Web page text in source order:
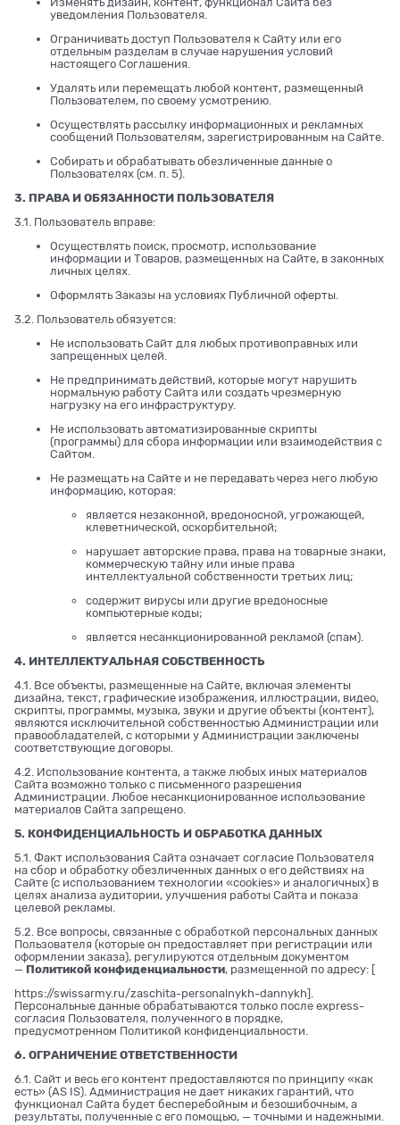
уведомления Пользователя.
Ограничивать доступ Пользователя к Сайту или его
отдельным разделам в случае нарушения условий
настоящего Соглашения.
Удалять или перемещать любой контент, размещенный
Пользователем, по своему усмотрению.
Осуществлять рассылку информационных и рекламных
сообщений Пользователям, зарегистрированным на Сайте.
Собирать и обрабатывать обезличенные данные о
Пользователях (см. п. 5).
3. ПРАВА И ОБЯЗАННОСТИ ПОЛЬЗОВАТЕЛЯ
3.1. Пользователь вправе:
Осуществлять поиск, просмотр, использование
информации и Товаров, размещенных на Сайте, в законных
личных целях.
Оформлять Заказы на условиях Публичной оферты.
3.2. Пользователь обязуется:
Не использовать Сайт для любых противоправных или
запрещенных целей.
Не предпринимать действий, которые могут нарушить
нормальную работу Сайта или создать чрезмерную
нагрузку на его инфраструктуру.
Не использовать автоматизированные скрипты
(программы) для сбора информации или взаимодействия с
Сайтом.
Не размещать на Сайте и не передавать через него любую
информацию, которая:
является незаконной, вредоносной, угрожающей,
клеветнической, оскорбительной;
нарушает авторские права, права на товарные знаки,
коммерческую тайну или иные права
интеллектуальной собственности третьих лиц;
содержит вирусы или другие вредоносные
компьютерные коды;
является несанкционированной рекламой (спам).
4. ИНТЕЛЛЕКТУАЛЬНАЯ СОБСТВЕННОСТЬ
4.1. Все объекты, размещенные на Сайте, включая элементы
дизайна, текст, графические изображения, иллюстрации, видео,
скрипты, программы, музыка, звуки и другие объекты (контент),
являются исключительной собственностью Администрации или
правообладателей, с которыми у Администрации заключены
соответствующие договоры.
4.2. Использование контента, а также любых иных материалов
Сайта возможно только с письменного разрешения
Администрации. Любое несанкционированное использование
материалов Сайта запрещено.
5. КОНФИДЕНЦИАЛЬНОСТЬ И ОБРАБОТКА ДАННЫХ
5.1. Факт использования Сайта означает согласие Пользователя
на сбор и обработку обезличенных данных о его действиях на
Сайте (с использованием технологии «cookies» и аналогичных) в
целях анализа аудитории, улучшения работы Сайта и показа
целевой рекламы.
5.2. Все вопросы, связанные с обработкой персональных данных
Пользователя (которые он предоставляет при регистрации или
оформлении заказа), регулируются отдельным документом
— Политикой конфиденциальности, размещенной по адресу: [
https://swissarmy.ru/zaschita-personalnykh-dannykh].
Персональные данные обрабатываются только после express-
согласия Пользователя, полученного в порядке,
предусмотренном Политикой конфиденциальности.
6. ОГРАНИЧЕНИЕ ОТВЕТСТВЕННОСТИ
6.1. Сайт и весь его контент предоставляются по принципу «как
есть» (AS IS). Администрация не дает никаких гарантий, что
функционал Сайта будет бесперебойным и безошибочным, а
результаты, полученные с его помощью, — точными и надежными.